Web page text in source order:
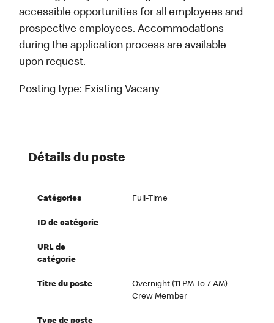
accessible opportunities for all employees and
prospective employees. Accommodations
during the application process are available
upon request.
Posting type: Existing Vacany
Détails du poste
Catégories Full-Time
ID de catégorie
URL de
catégorie
Titre du poste
Overnight (11 PM To 7 AM)
Crew Member
Type de poste